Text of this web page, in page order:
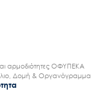
αρμοδιότητες ΟΦΥΠΕΚΑ
Δομή & Οργανόγραμμα